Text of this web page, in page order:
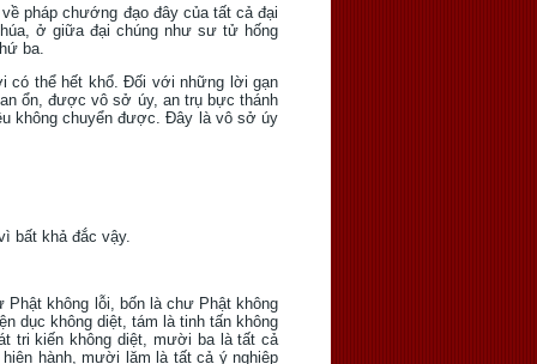
pháp chướng đạo đây của tất cả đại
ở giữa đại chúng như sư tử hống
ba.
có thể hết khổ. Ðối với những lời gạn
ổn, được vô sở úy, an trụ bực thánh
không chuyển được. Ðây là vô sở úy
bất khả đắc vậy.
không lỗi, bốn là chư Phật không
dục không diệt, tám là tinh tấn không
tri kiến không diệt, mười ba là tất cả
hành, mười lăm là tất cả ý nghiệp